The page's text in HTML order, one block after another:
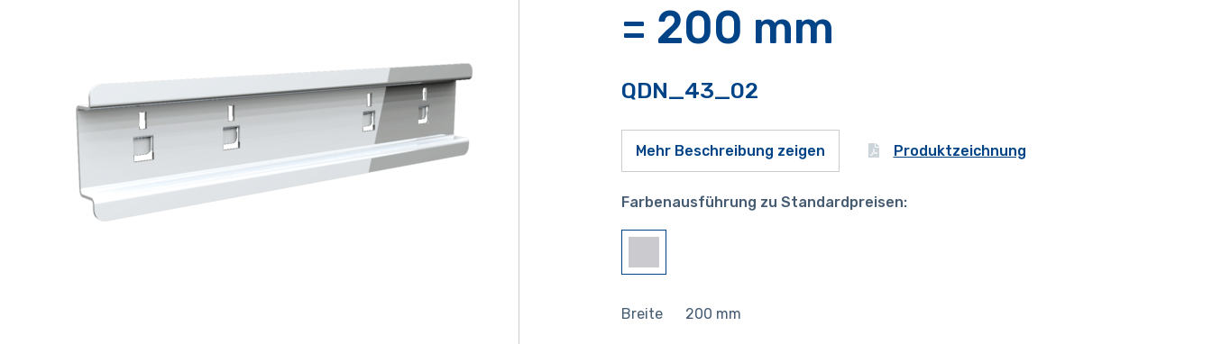
= 200 mm
QDN_43_02
Mehr Beschreibung zeigen Produktzeichnung
Farbenausführung zu Standardpreisen:
Breite 200 mm